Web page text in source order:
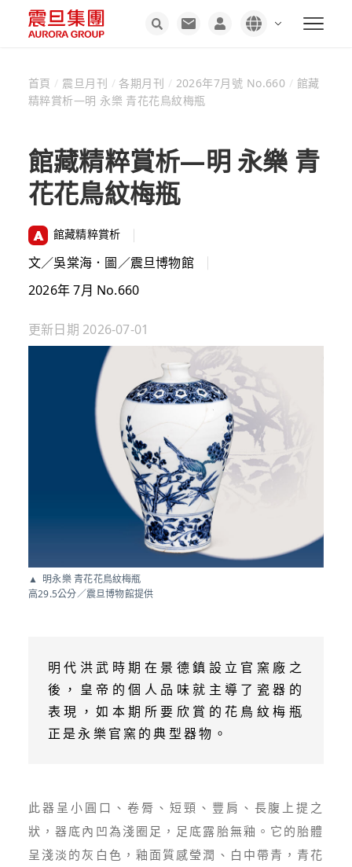
首頁 / 震旦月刊 /各期月刊 / 2026年7月號 No.660 / 館藏
精粹賞析—明 永樂 青花花鳥紋梅瓶
館藏精粹賞析—明 永樂 青
花花鳥紋梅瓶
館藏精粹賞析
文／吳棠海．圖／震旦博物館
2026年 7月 No.660
更新日期 2026-07-01
明永樂 青花花鳥紋梅瓶
高29.5公分／震旦博物館提供
明代洪武時期在景德鎮設立官窯廠之
後，皇帝的個人品味就主導了瓷器的
表現，如本期所要欣賞的花鳥紋梅瓶
正是永樂官窯的典型器物。
此器呈小圓口、卷脣、短頸、豐肩、長腹上提之
狀，器底內凹為淺圈足，足底露胎無釉。它的胎體
呈淺淡的灰白色，釉面質感瑩潤、白中帶青，青花